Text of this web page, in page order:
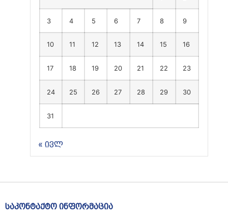
3 4 5 6 7 8 9
10 11 12 13 14 15 16
17 18 19 20 21 22 23
24 25 26 27 28 29 30
31
« ივლ
საკონტაქტო ინფორმაცია